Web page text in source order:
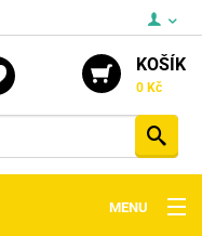
KOŠÍK
0 Kč
MENU